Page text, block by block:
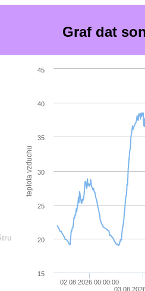
Graf dat
teplota vzduchu
02.08.2026 00:00:00
15
20
25
30
35
40
45